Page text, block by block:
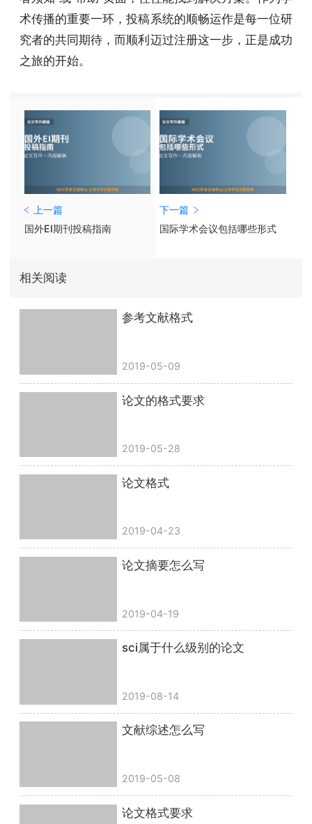
术传播的重要一环，投稿系统的顺畅运作是每一位研
究者的共同期待，而顺利迈过注册这一步，正是成功
之旅的开始。
上一篇
国外EI期刊投稿指南
下一篇
国际学术会议包括哪些形式
相关阅读
参考文献格式
2019-05-09
论文的格式要求
2019-05-28
论文格式
2019-04-23
论文摘要怎么写
2019-04-19
sci属于什么级别的论文
2019-08-14
文献综述怎么写
2019-05-08
论文格式要求